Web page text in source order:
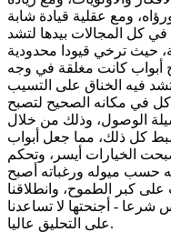
ومع عقلية قيادة شابة
كل المجالات بيدها لتشد
حيث ترخي قيودا محدودية
أبواب كانت مغلقة في وجه
فيه الخناق على التسيب
في مكانه الصحيح لتصبح
الوصول، وذلك من خلال
كل ذلك، مما جعل أبواب
الخيارات أيسر، وتحكم
حسب ميوله ورغباته أصبح
كبر الطموح، وانطلاقنا
شرعا - أجنحتها لا تساعدنا
على التحليق عاليا.